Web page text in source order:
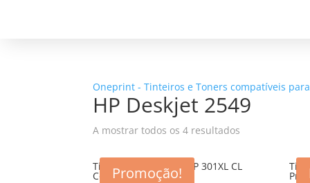
Oneprint - Tinteiros e Toners compatíveis
HP Deskjet 2549
A mostrar todos os 4 resultados
Promoção!
Tinteiro Compativel HP 301XL CL
Cor 15ml